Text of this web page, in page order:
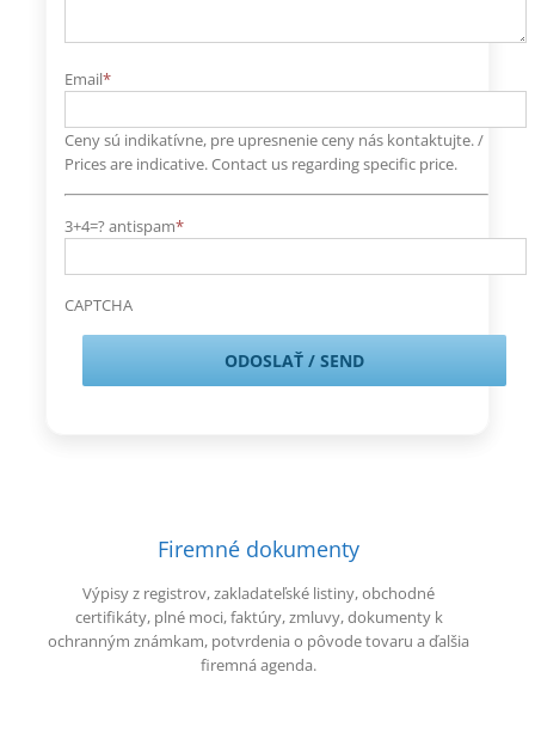
Email*
Ceny sú indikatívne, pre upresnenie ceny nás kontaktujte. /
Prices are indicative. Contact us regarding specific price.
3+4=? antispam*
CAPTCHA
Firemné dokumenty
Výpisy z registrov, zakladateľské listiny, obchodné
certifikáty, plné moci, faktúry, zmluvy, dokumenty k
ochranným známkam, potvrdenia o pôvode tovaru a ďalšia
firemná agenda.